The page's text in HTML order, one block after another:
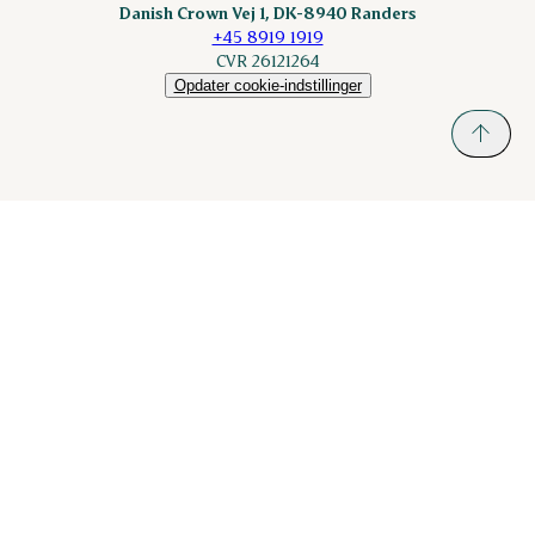
Danish Crown Vej 1, DK-8940 Randers
+45 8919 1919
CVR 26121264
Opdater cookie-indstillinger